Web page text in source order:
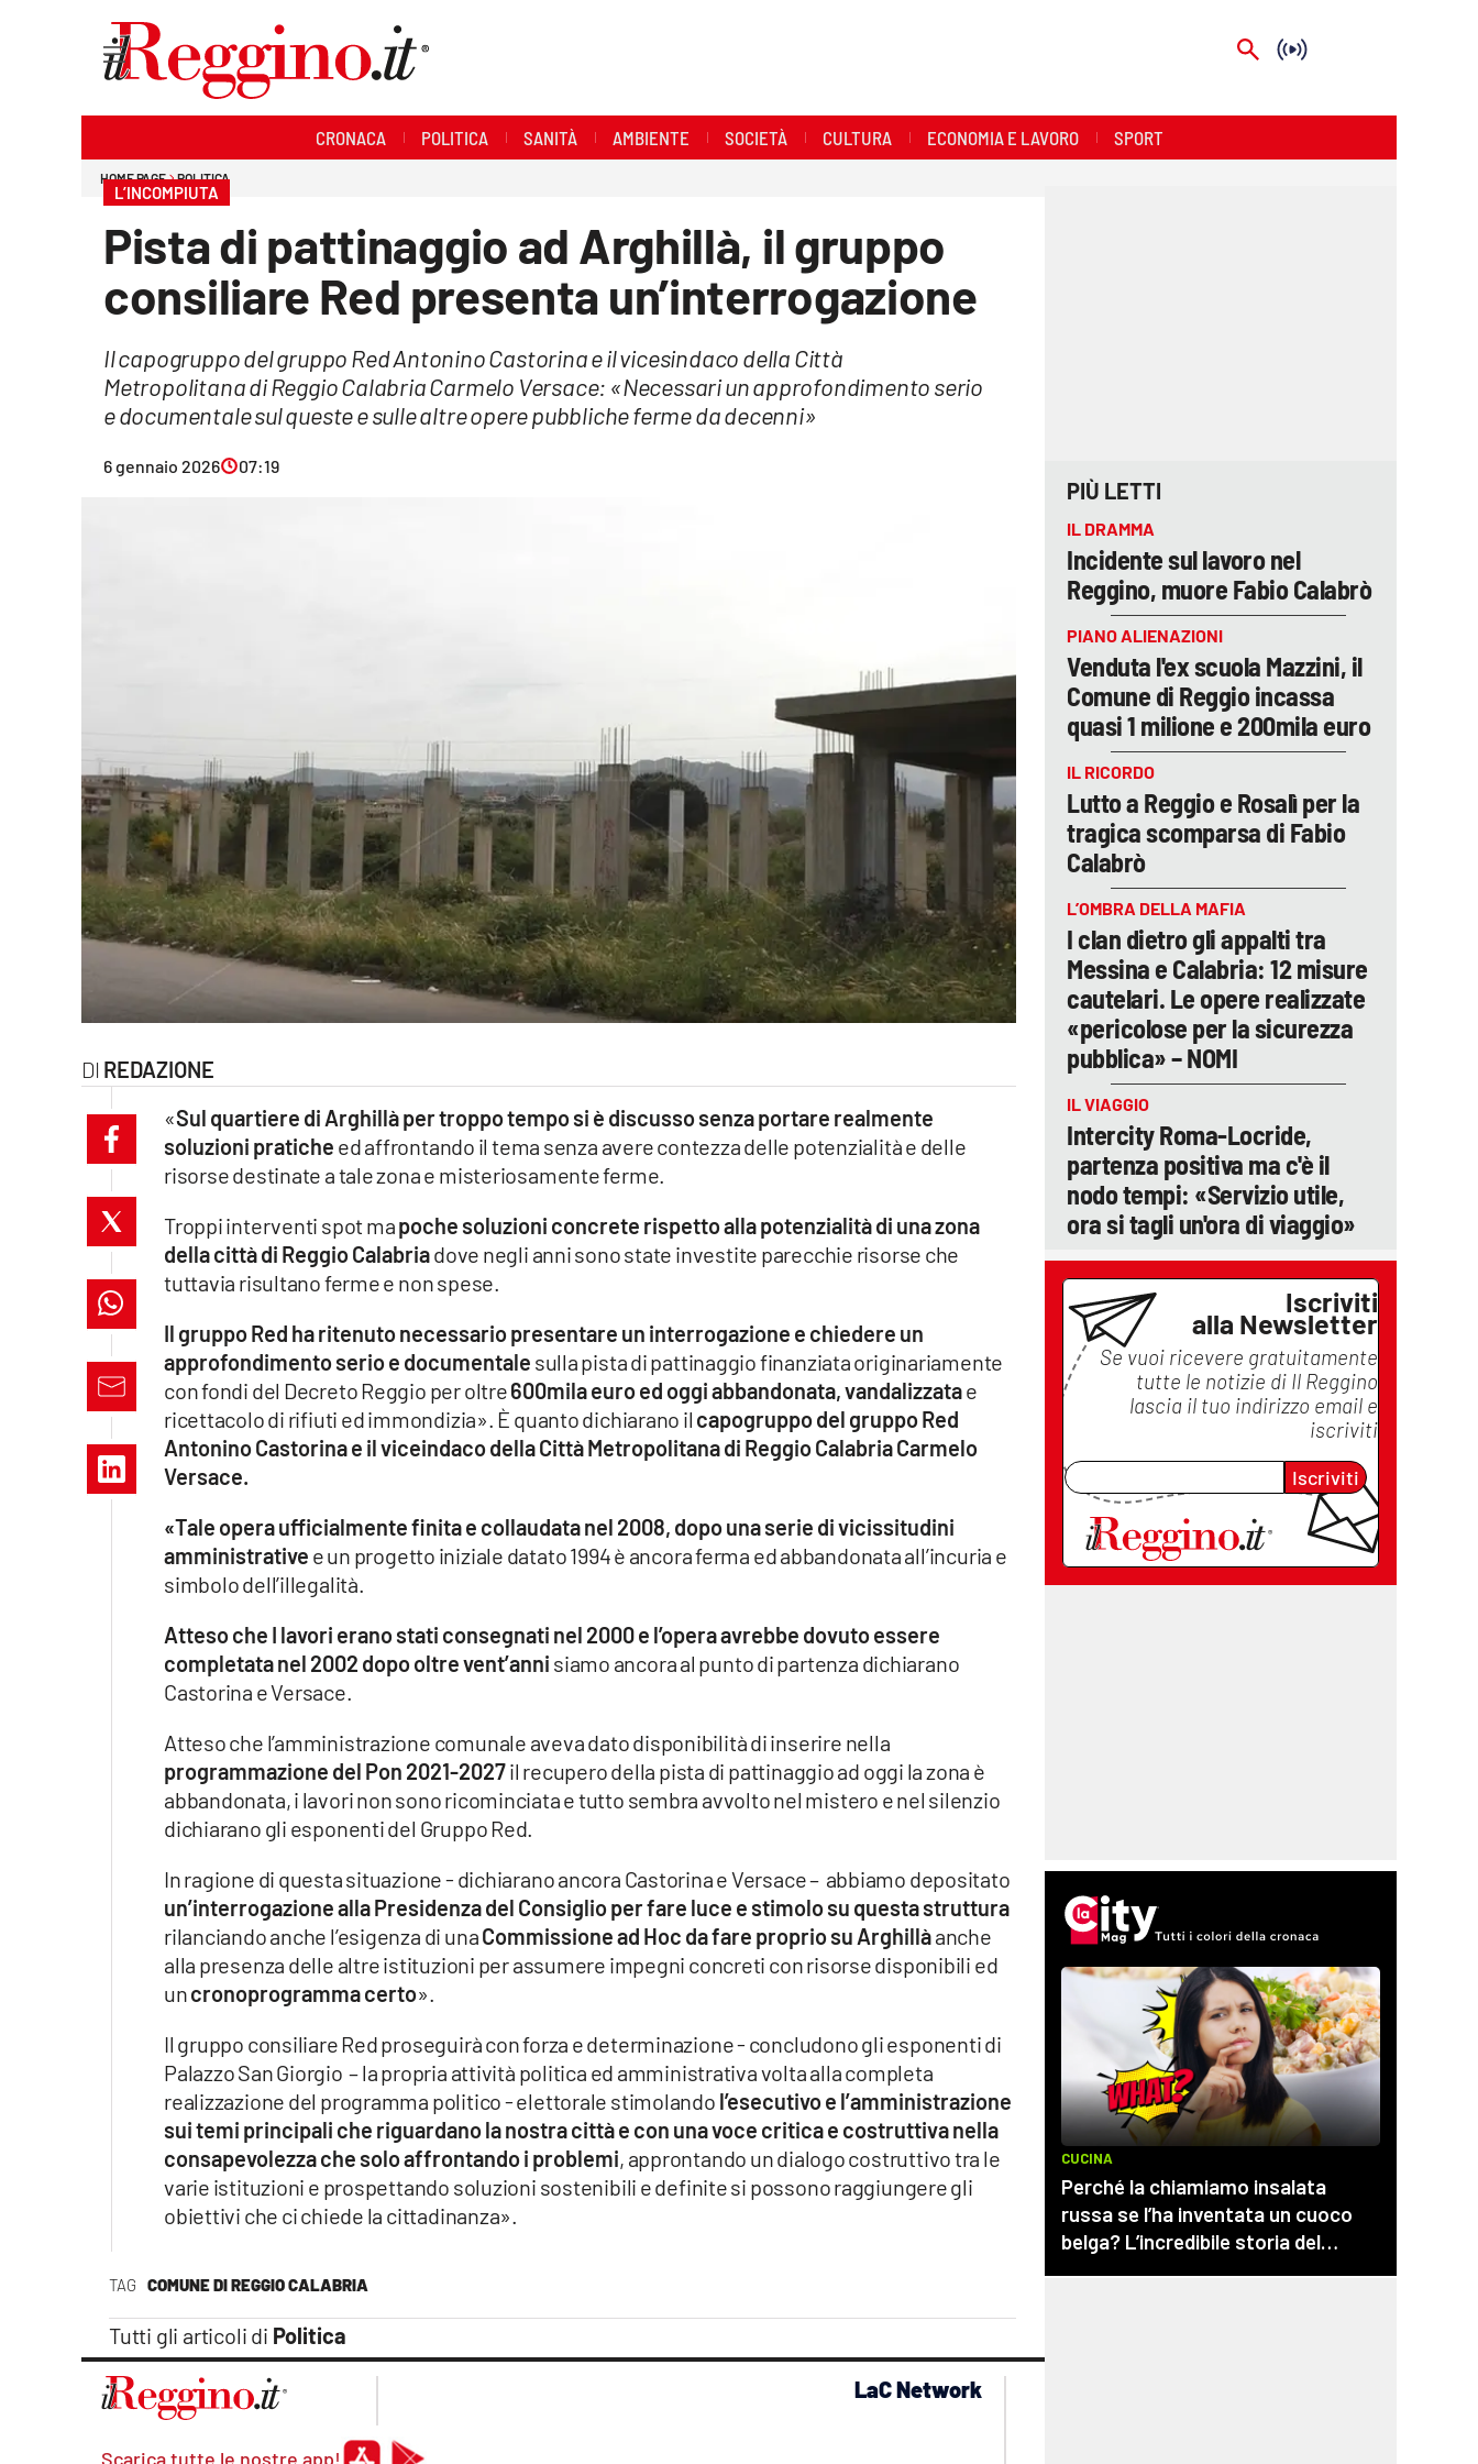
Economia e lavoro
lacitymag.it
cosenzachannel.it
catanzarochannel.it
lacapitalenews.it
CRONACA POLITICA SANITÀ AMBIENTE SOCIETÀ CULTURA ECONOMIA E LAVORO SPORT
HOME PAGE POLITICA
L’INCOMPIUTA
Pista di pattinaggio ad Arghillà, il gruppo
consiliare Red presenta un’interrogazione
Il capogruppo del gruppo Red Antonino Castorina e il vicesindaco della Città
Metropolitana di Reggio Calabria Carmelo Versace: «Necessari un approfondimento serio
e documentale sul queste e sulle altre opere pubbliche ferme da decenni»
6 gennaio 2026 07:19
REDAZIONE
TAG COMUNE DI REGGIO CALABRIA
Tutti gli articoli di Politica
«Sul quartiere di Arghillà per troppo tempo si è discusso senza portare realmente
soluzioni pratiche ed affrontando il tema senza avere contezza delle potenzialità e delle
risorse destinate a tale zona e misteriosamente ferme.
Troppi interventi spot mapoche soluzioni concrete rispetto alla potenzialità di una zona
della città di Reggio Calabriadove negli anni sono state investite parecchie risorse che
tuttavia risultano ferme e non spese.
Il gruppo Red ha ritenuto necessario presentare un interrogazione e chiedere un
approfondimento serio e documentale sulla pista di pattinaggio finanziata originariamente
con fondi del Decreto Reggio per oltre600mila euro ed oggi abbandonata, vandalizzatae
ricettacolo di rifiuti ed immondizia». È quanto dichiarano il capogruppo del gruppo Red
Antonino Castorina e il viceindaco della Città Metropolitana di Reggio Calabria Carmelo
Versace.
«Tale opera ufficialmente finita e collaudata nel 2008, dopo una serie di vicissitudini
amministrative e un progetto iniziale datato 1994 è ancora ferma ed abbandonata all’incuria e
simbolo dell’illegalità.
Atteso che I lavori erano stati consegnati nel 2000 e l’opera avrebbe dovuto essere
completata nel 2002 dopo oltre vent’anni siamo ancora al punto di partenza dichiarano
Castorina e Versace.
Atteso che l’amministrazione comunale aveva dato disponibilità di inserire nella
programmazione del Pon 2021-2027il recupero della pista di pattinaggio ad oggi la zona è
abbandonata, i lavori non sono ricominciata e tutto sembra avvolto nel mistero e nel silenzio
dichiarano gli esponenti del Gruppo Red.
In ragione di questa situazione - dichiarano ancora Castorina e Versace – abbiamo depositato
un’interrogazione alla Presidenza del Consiglio per fare luce e stimolo su questa struttura
rilanciando anche l’esigenza di unaCommissione ad Hoc da fare proprio su Arghillàanche
alla presenza delle altre istituzioni per assumere impegni concreti con risorse disponibili ed
uncronoprogramma certo».
Il gruppo consiliare Red proseguirà con forza e determinazione - concludono gli esponenti di
Palazzo San Giorgio – la propria attività politica ed amministrativa volta alla completa
realizzazione del programma politico - elettorale stimolando l’esecutivo e l’amministrazione
sui temi principali che riguardano la nostra città e con una voce critica e costruttiva nella
consapevolezza che solo affrontando i problemi, approntando un dialogo costruttivo tra le
varie istituzioni e prospettando soluzioni sostenibili e definite si possono raggiungere gli
obiettivi che ci chiede la cittadinanza».
PIÙ LETTI
IL DRAMMA
Incidente sul lavoro nel
Reggino, muore Fabio Calabrò
PIANO ALIENAZIONI
Venduta l'ex scuola Mazzini, il
Comune di Reggio incassa
quasi 1 milione e 200mila euro
IL RICORDO
Lutto a Reggio e Rosalì per la
tragica scomparsa di Fabio
Calabrò
L’OMBRA DELLA MAFIA
I clan dietro gli appalti tra
Messina e Calabria: 12 misure
cautelari. Le opere realizzate
«pericolose per la sicurezza
pubblica» – NOMI
IL VIAGGIO
Intercity Roma-Locride,
partenza positiva ma c'è il
nodo tempi: «Servizio utile,
ora si tagli un'ora di viaggio»
Iscriviti
alla Newsletter
Se vuoi ricevere gratuitamente
tutte le notizie di Il Reggino
lascia il tuo indirizzo email e
iscriviti
Iscriviti
Scarica tutte le nostre app!
LaC Network